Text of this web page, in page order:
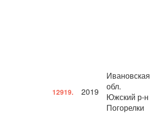
12919. 2019
Ивановская
обл.
Южский р-н
Погорелки